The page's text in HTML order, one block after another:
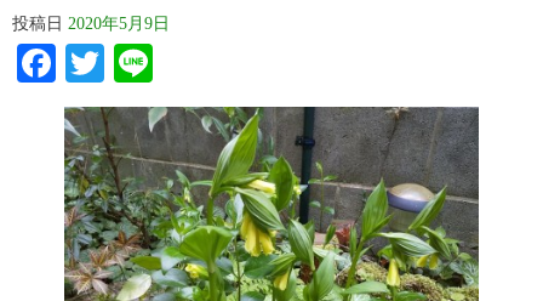
投稿日 2020年5月9日
Facebook
Twitter